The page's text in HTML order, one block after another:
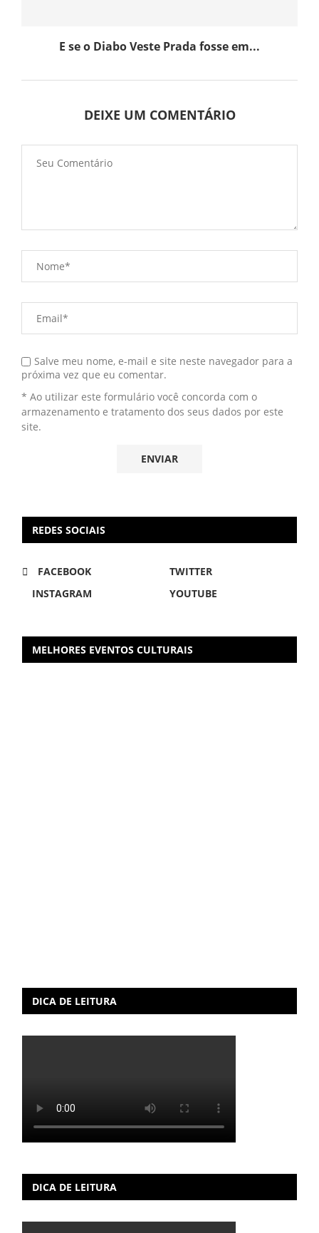
E se o Diabo Veste Prada fosse em...
DEIXE UM COMENTÁRIO
Salve meu nome, e-mail e site neste navegador para a
próxima vez que eu comentar.
* Ao utilizar este formulário você concorda com o
armazenamento e tratamento dos seus dados por este
site.
REDES SOCIAIS
FACEBOOK
TWITTER
INSTAGRAM
YOUTUBE
MELHORES EVENTOS CULTURAIS
DICA DE LEITURA
DICA DE LEITURA